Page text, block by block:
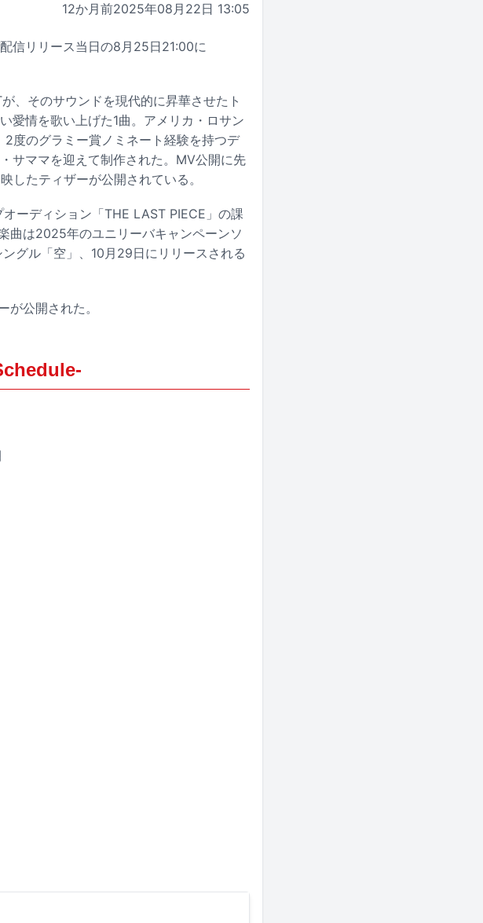
12か月前2025年08月22日 13:05
信リリース当日の8月25日21:00に
、そのサウンドを現代的に昇華させたト
愛情を歌い上げた1曲。アメリカ・ロサン
度のグラミー賞ノミネート経験を持つデ
サママを迎えて制作された。MV公開に先
したティザーが公開されている。
ーディション「THE LAST PIECE」の課
曲は2025年のユニリーバキャンペーンソ
グル「空」、10月29日にリリースされる
公開された。